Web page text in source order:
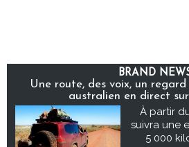
BRAND
Une route, des voix, un regard
australien en direct
À partir
suivra une
5 000